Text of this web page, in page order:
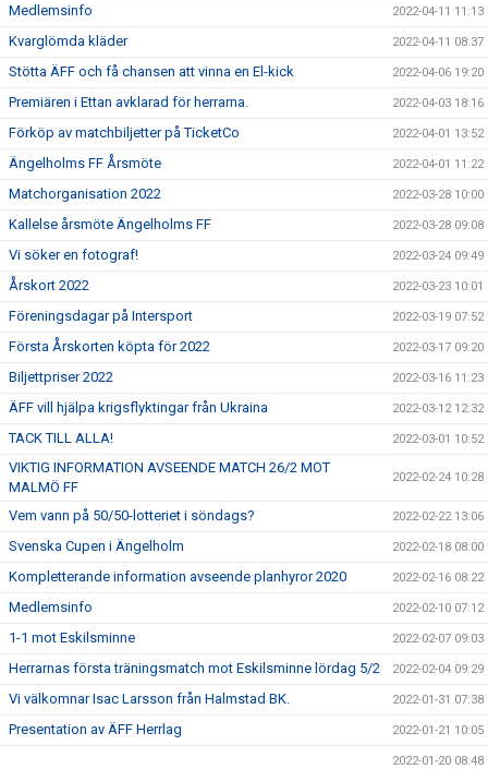
Medlemsinfo 2022-04-11 11:13
Kvarglömda kläder 2022-04-11 08:37
Stötta ÄFF och få chansen att vinna en El-kick 2022-04-06 19:20
Premiären i Ettan avklarad för herrarna. 2022-04-03 18:16
Förköp av matchbiljetter på TicketCo 2022-04-01 13:52
Ängelholms FF Årsmöte 2022-04-01 11:22
Matchorganisation 2022 2022-03-28 10:00
Kallelse årsmöte Ängelholms FF 2022-03-28 09:08
Vi söker en fotograf! 2022-03-24 09:49
Årskort 2022 2022-03-23 10:01
Föreningsdagar på Intersport 2022-03-19 07:52
Första Årskorten köpta för 2022 2022-03-17 09:20
Biljettpriser 2022 2022-03-16 11:23
ÄFF vill hjälpa krigsflyktingar från Ukraina 2022-03-12 12:32
TACK TILL ALLA! 2022-03-01 10:52
VIKTIG INFORMATION AVSEENDE MATCH 26/2 MOT
MALMÖ FF
2022-02-24 10:28
Vem vann på 50/50-lotteriet i söndags? 2022-02-22 13:06
Svenska Cupen i Ängelholm 2022-02-18 08:00
Kompletterande information avseende planhyror 2020 2022-02-16 08:22
Medlemsinfo 2022-02-10 07:12
1-1 mot Eskilsminne 2022-02-07 09:03
Herrarnas första träningsmatch mot Eskilsminne lördag 5/2 2022-02-04 09:29
Vi välkomnar Isac Larsson från Halmstad BK. 2022-01-31 07:38
Presentation av ÄFF Herrlag 2022-01-21 10:05
2022-01-20 08:48